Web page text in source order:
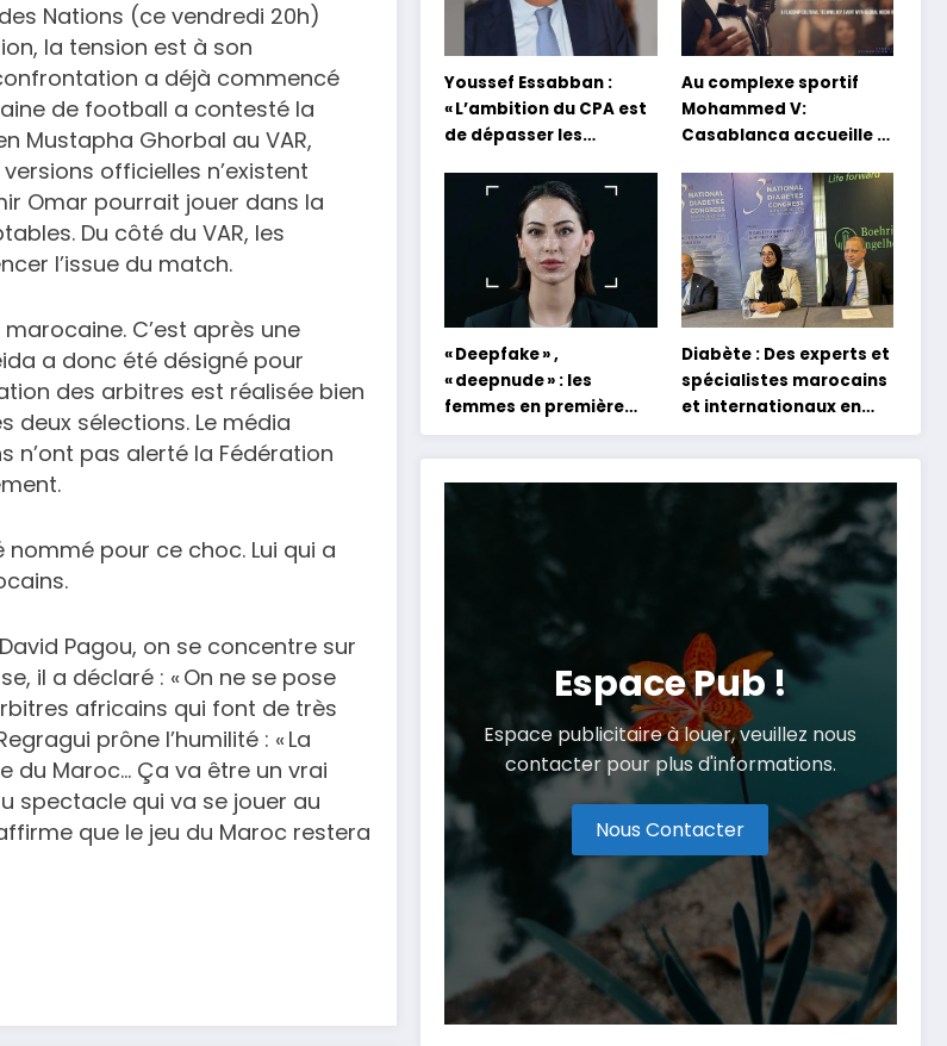
Nations (ce vendredi 20h)
la tension est à son
a déjà commencé
de football a contesté la
Mustapha Ghorbal au VAR,
officielles n’existent
Omar pourrait jouer dans la
Du côté du VAR, les
l’issue du match.
C’est après une
a donc été désigné pour
des arbitres est réalisée bien
deux sélections. Le média
pas alerté la Fédération
nommé pour ce choc. Lui qui a
Pagou, on se concentre sur
il a déclaré : « On ne se pose
africains qui font de très
prône l’humilité : « La
du Maroc… Ça va être un vrai
spectacle qui va se jouer au
que le jeu du Maroc restera
Youssef Essabban :
« L’ambition du CPA est
de dépasser les
et académiques de
formation en
s’appuyant sur le
partage des
expériences »
Au complexe sportif
Mohammed V:
Casablanca accueille la
concert holographique
d’Abdel Halim Hafez
« Deepfake » ,
« deepnude » : les
femmes en première
ligne face aux dangers
de l’intelligence
artificielle
Diabète : Des experts et
spécialistes marocains
et internationaux en
conclave à Tanger
Espace Pub !
Espace publicitaire à louer, veuillez nous
contacter pour plus d'informations.
Nous Contacter